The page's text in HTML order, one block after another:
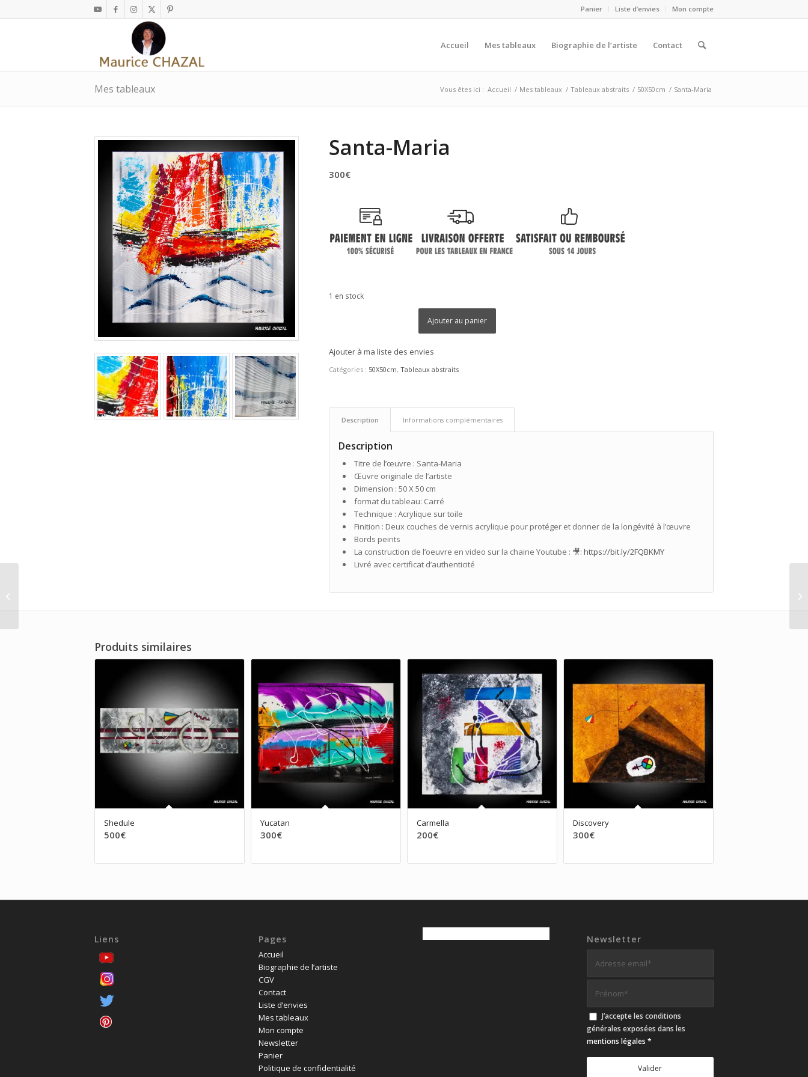
Panier Liste d’envies Mon compte
Accueil Mes tableaux Biographie de l’artiste Contact
Mes tableaux Vous êtes ici : Accueil / Mes tableaux / Tableaux abstraits / 50X50cm / Santa-Maria
Santa-Maria
300€
1 en stock
Ajouter au panier
Ajouter à ma liste des envies
Catégories : 50X50cm, Tableaux abstraits
Description Informations complémentaires
Description
Titre de l’œuvre : Santa-Maria
Œuvre originale de l’artiste
Dimension : 50 X 50 cm
format du tableau: Carré
Technique : Acrylique sur toile
Finition : Deux couches de vernis acrylique pour protéger et donner de la longévité à l’œuvre
Bords peints
La construction de l’oeuvre en video sur la chaine Youtube : 🎥: https://bit.ly/2FQBKMY
Livré avec certificat d’authenticité
Produits similaires
Shedule
500€
Yucatan
300€
Carmella
200€
Discovery
300€
Liens Pages
Accueil
Biographie de l’artiste
CGV
Contact
Liste d’envies
Mes tableaux
Mon compte
Newsletter
Panier
Politique de confidentialité
Newsletter
J’accepte les conditions
générales exposées dans les
mentions légales *